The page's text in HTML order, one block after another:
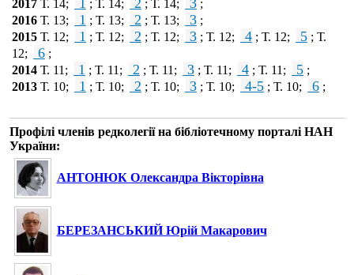
2017Т. 14; 1 ; Т. 14; 2 ; Т. 14; 3;
2016Т. 13; 1 ; Т. 13; 2 ; Т. 13; 3;
2015Т. 12; 1 ; Т. 12; 2 ; Т. 12; 3; Т. 12; 4; Т. 12; 5; Т.
12;
6;
2014Т. 11; 1 ; Т. 11; 2 ; Т. 11; 3; Т. 11; 4; Т. 11; 5;
2013Т. 10; 1 ; Т. 10; 2 ; Т. 10; 3; Т. 10; 4-5; Т. 10; 6;
Профілі членів редколегії на бібліотечному порталі НАН
України:
АНТОНЮК Олександра Вікторівна
БЕРЕЗАНСЬКИЙ Юрій Макарович